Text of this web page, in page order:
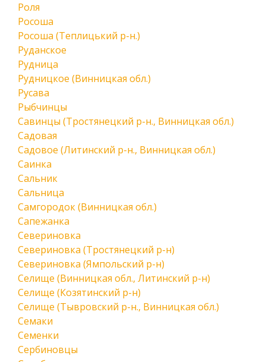
Роля
Росоша
Росоша (Теплицький р-н.)
Руданское
Рудница
Рудницкое (Винницкая обл.)
Русава
Рыбчинцы
Савинцы (Тростянецкий р-н., Винницкая обл.)
Садовая
Садовое (Литинский р-н., Винницкая обл.)
Саинка
Сальник
Сальница
Самгородок (Винницкая обл.)
Сапежанка
Севериновка
Севериновка (Тростянецкий р-н)
Севериновка (Ямпольский р-н)
Селище (Винницкая обл., Литинский р-н)
Селище (Козятинский р-н)
Селище (Тывровский р-н., Винницкая обл.)
Семаки
Семенки
Сербиновцы